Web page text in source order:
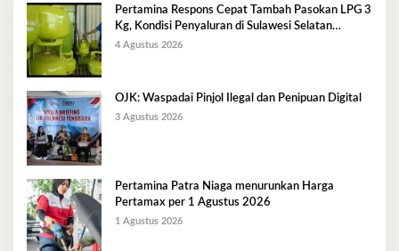
Pertamina Respons Cepat Tambah Pasokan LPG 3
Kg, Kondisi Penyaluran di Sulawesi Selatan
Berlangsung Kondusif
4 Agustus 2026
OJK: Waspadai Pinjol Ilegal dan Penipuan Digital
3 Agustus 2026
Pertamina Patra Niaga menurunkan Harga
Pertamax per 1 Agustus 2026
1 Agustus 2026